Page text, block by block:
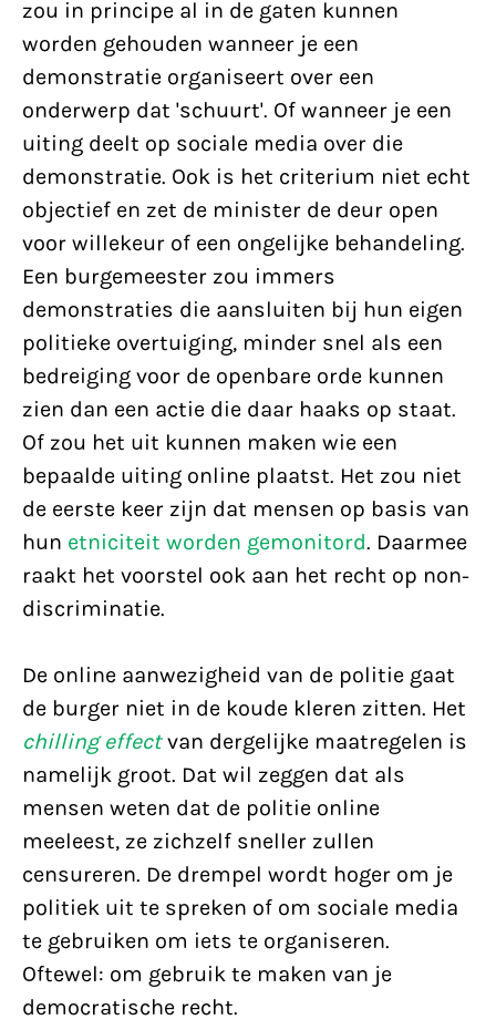
zou in principe al in de gaten kunnen
worden gehouden wanneer je een
demonstratie organiseert over een
onderwerp dat 'schuurt'. Of wanneer je een
uiting deelt op sociale media over die
demonstratie. Ook is het criterium niet echt
objectief en zet de minister de deur open
voor willekeur of een ongelijke behandeling.
Een burgemeester zou immers
demonstraties die aansluiten bij hun eigen
politieke overtuiging, minder snel als een
bedreiging voor de openbare orde kunnen
zien dan een actie die daar haaks op staat.
Of zou het uit kunnen maken wie een
bepaalde uiting online plaatst. Het zou niet
de eerste keer zijn dat mensen op basis van
hun etniciteit worden gemonitord. Daarmee
raakt het voorstel ook aan het recht op non-
discriminatie.
De online aanwezigheid van de politie gaat
de burger niet in de koude kleren zitten. Het
chilling effect van dergelijke maatregelen is
namelijk groot. Dat wil zeggen dat als
mensen weten dat de politie online
meeleest, ze zichzelf sneller zullen
censureren. De drempel wordt hoger om je
politiek uit te spreken of om sociale media
te gebruiken om iets te organiseren.
Oftewel: om gebruik te maken van je
democratische recht.